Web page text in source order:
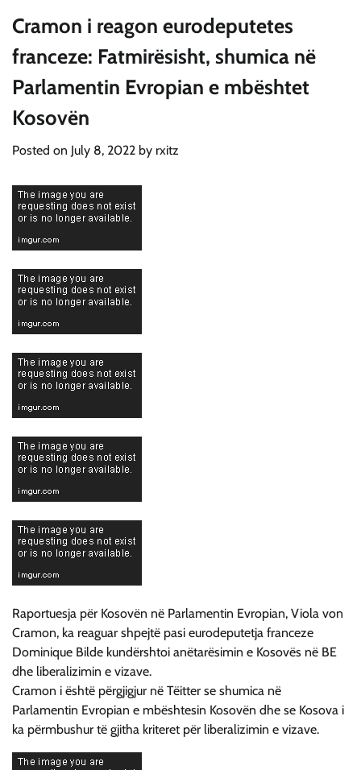
Cramon i reagon eurodeputetes
franceze: Fatmirësisht, shumica në
Parlamentin Evropian e mbështet
Kosovën
Posted on July 8, 2022 by rxitz
Raportuesja për Kosovën në Parlamentin Evropian, Viola von
Cramon, ka reaguar shpejtë pasi eurodeputetja franceze
Dominique Bilde kundërshtoi anëtarësimin e Kosovës në BE
dhe liberalizimin e vizave.
Cramon i është përgjigjur në Tëitter se shumica në
Parlamentin Evropian e mbështesin Kosovën dhe se Kosova i
ka përmbushur të gjitha kriteret për liberalizimin e vizave.